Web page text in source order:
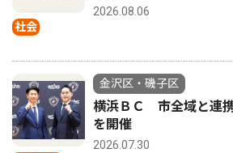
社会
2026.08.06
金沢区・磯子区
横浜ＢＣ 市全域と連
を開催
2026.07.30